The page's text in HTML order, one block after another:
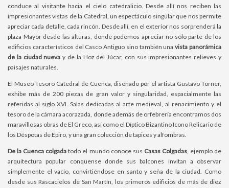
conduce al visitante hacia el cielo catedralicio. Desde allí nos reciben las
impresionantes vistas de la Catedral, un espectáculo singular que nos permite
apreciar cada detalle, cada rincón. Desde allí, en el exterior nos sorprenderá la
plaza Mayor desde las alturas, donde podemos apreciar no sólo parte de los
edificios característicos del Casco Antiguo sino también unavista panorámica
de la ciudad nueva y de la Hoz del Júcar, con sus impresionantes relieves y
paisajes naturales.
El Museo Tesoro Catedral de Cuenca, diseñado por el artista Gustavo Torner,
exhibe más de 200 piezas de gran valor y singularidad, espacialmente las
referidas al siglo XVI. Salas dedicadas al arte medieval, al renacimiento y el
tesoro de la cámara acorazada, donde además de orfebrería encontramos dos
maravillosas obras de El Greco, así como el Díptico Bizantino Icono Relicario de
los Déspotas de Epiro, y una gran colección de tapices y alfombras.
De la Cuenca colgada todo el mundo conoce sus Casas Colgadas, ejemplo de
arquitectura popular conquense donde sus balcones invitan a observar
simplemente el vacío, convirtiéndose en santo y seña de la ciudad. Como
desde sus Rascacielos de San Martín, los primeros edificios de más de diez